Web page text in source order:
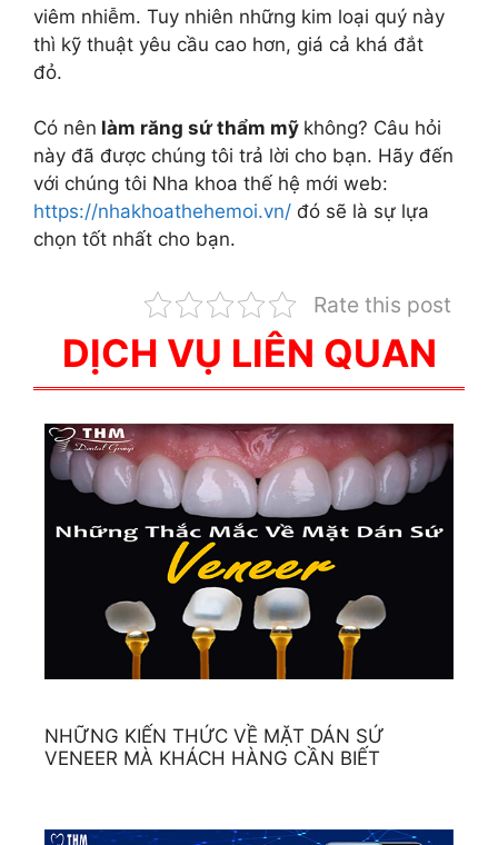
viêm nhiễm. Tuy nhiên những kim loại quý này
thì kỹ thuật yêu cầu cao hơn, giá cả khá đắt
đỏ.
Có nên làm răng sứ thẩm mỹ không? Câu hỏi
này đã được chúng tôi trả lời cho bạn. Hãy đến
với chúng tôi Nha khoa thế hệ mới web:
https://nhakhoathehemoi.vn/ đó sẽ là sự lựa
chọn tốt nhất cho bạn.
Rate this post
DỊCH VỤ LIÊN QUAN
NHỮNG KIẾN THỨC VỀ MẶT DÁN SỨ
VENEER MÀ KHÁCH HÀNG CẦN BIẾT